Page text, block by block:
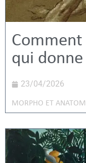
qui donne
23/04/2026
MORPHO ET